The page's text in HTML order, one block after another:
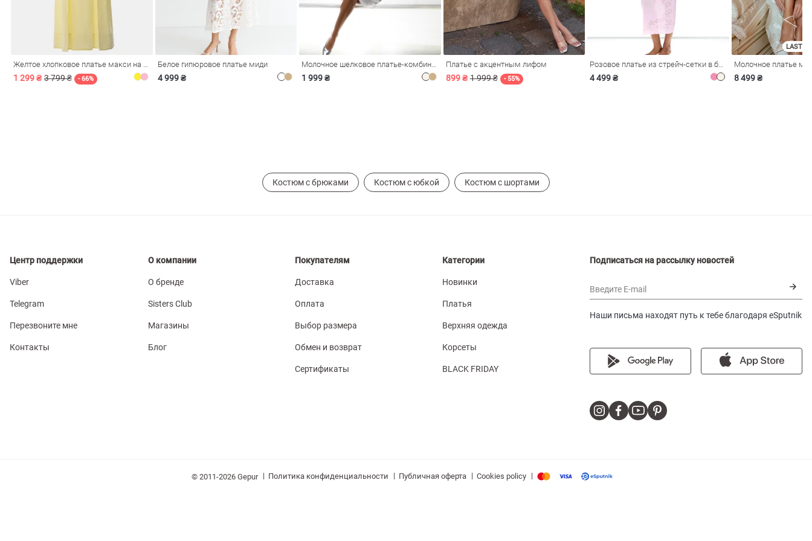
1 299 ₴ 3 799 ₴ - 66%
Белое гипюровое платье миди
4 999 ₴ 1 999 ₴
Платье с акцентным лифом
899 ₴ 1 999 ₴ - 55% 4 499 ₴
LAST
8 499 ₴
Костюм с брюками Костюм с юбкой Костюм с шортами
Центр поддержки
Viber
Telegram
Перезвоните мне
Контакты
О компании
О бренде
Sisters Club
Магазины
Блог
Покупателям
Доставка
Оплата
Выбор размера
Обмен и возврат
Сертификаты
Категории
Новинки
Платья
Верхняя одежда
Корсеты
BLACK FRIDAY
Подписаться на рассылку новостей
Введите E-mail
Наши письма находят путь к тебе благодаря eSputnik
© 2011-2026 Gepur | Политика конфиденциальности | Публичная оферта | Cookies policy |